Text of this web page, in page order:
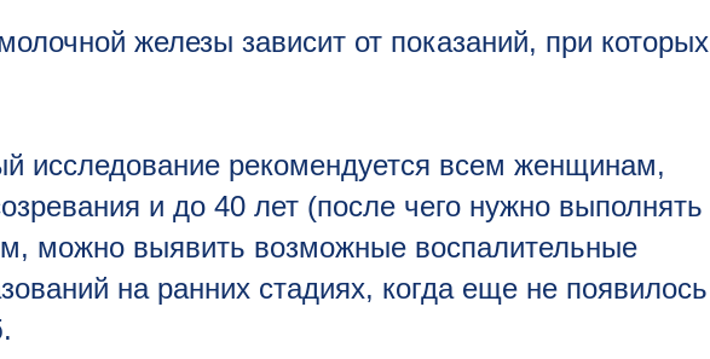
железы зависит от показаний, при которых
исследование рекомендуется всем женщинам,
и до 40 лет (после чего нужно выполнять
можно выявить возможные воспалительные
на ранних стадиях, когда еще не появилось